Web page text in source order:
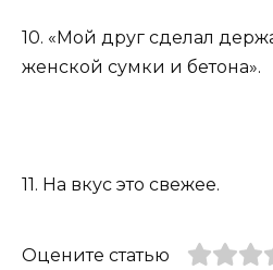
10. «Мой друг сделал
женской сумки и бетона».
11. На вкус это свежее.
Оцените статью